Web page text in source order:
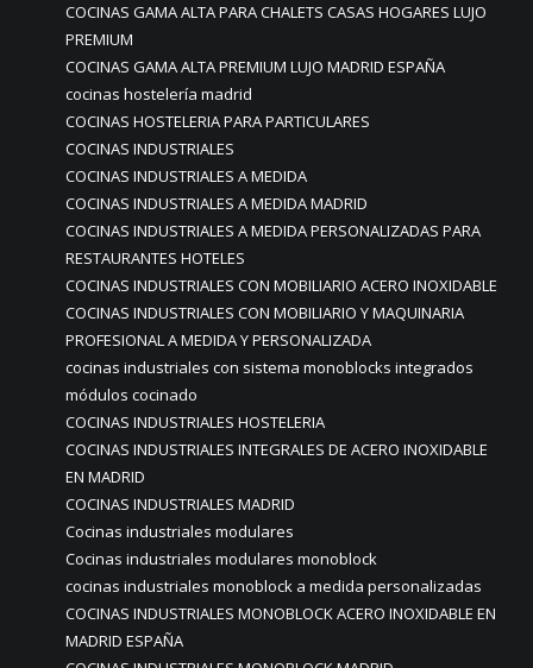
COCINAS GAMA ALTA PARA CHALETS CASAS HOGARES LUJO
PREMIUM
COCINAS GAMA ALTA PREMIUM LUJO MADRID ESPAÑA
cocinas hostelería madrid
COCINAS HOSTELERIA PARA PARTICULARES
COCINAS INDUSTRIALES
COCINAS INDUSTRIALES A MEDIDA
COCINAS INDUSTRIALES A MEDIDA MADRID
COCINAS INDUSTRIALES A MEDIDA PERSONALIZADAS PARA
RESTAURANTES HOTELES
COCINAS INDUSTRIALES CON MOBILIARIO ACERO INOXIDABLE
COCINAS INDUSTRIALES CON MOBILIARIO Y MAQUINARIA
PROFESIONAL A MEDIDA Y PERSONALIZADA
cocinas industriales con sistema monoblocks integrados
módulos cocinado
COCINAS INDUSTRIALES HOSTELERIA
COCINAS INDUSTRIALES INTEGRALES DE ACERO INOXIDABLE
EN MADRID
COCINAS INDUSTRIALES MADRID
Cocinas industriales modulares
Cocinas industriales modulares monoblock
cocinas industriales monoblock a medida personalizadas
COCINAS INDUSTRIALES MONOBLOCK ACERO INOXIDABLE EN
MADRID ESPAÑA